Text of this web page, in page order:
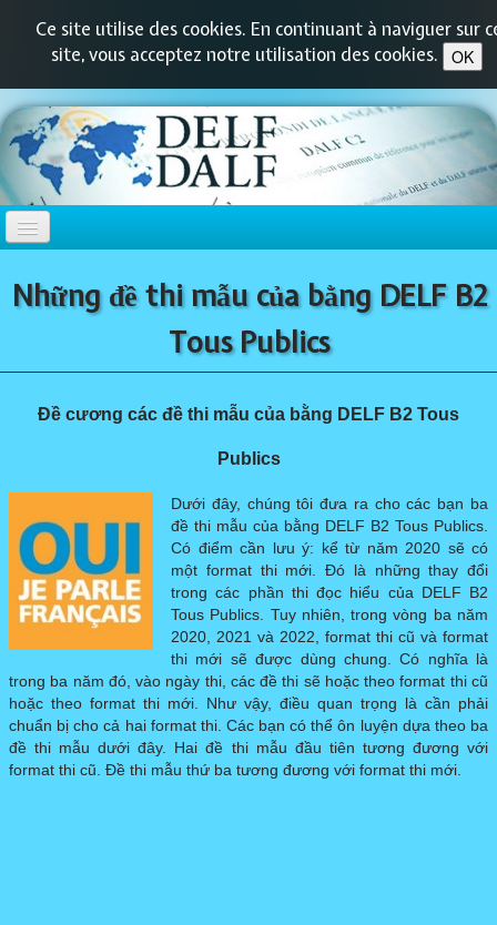
Ce site utilise des cookies. En continuant à naviguer sur
site, vous acceptez notre utilisation des cookies.
OK
DELF PRIM
DELF PRO
DILF
ĐỀ THI MẪU ▼
Những đề thi mẫu của bằng DELF B2
Tous Publics
Đề cương các đề thi mẫu của bằng DELF B2 Tous
Publics
Dưới đây, chúng tôi đưa ra cho các bạn ba
đề thi mẫu của bằng DELF B2 Tous Publics.
Có điểm cần lưu ý: kể từ năm 2020 sẽ có
một format thi mới. Đó là những thay đổi
trong các phần thi đọc hiểu của DELF B2
Tous Publics. Tuy nhiên, trong vòng ba năm
2020, 2021 và 2022, format thi cũ và format
thi mới sẽ được dùng chung. Có nghĩa là
trong ba năm đó, vào ngày thi, các đề thi sẽ hoặc theo format thi cũ
hoặc theo format thi mới. Như vậy, điều quan trọng là cần phải
chuẩn bị cho cả hai format thi. Các bạn có thể ôn luyện dựa theo ba
đề thi mẫu dưới đây. Hai đề thi mẫu đầu tiên tương đương với
format thi cũ. Đề thi mẫu thứ ba tương đương với format thi mới.